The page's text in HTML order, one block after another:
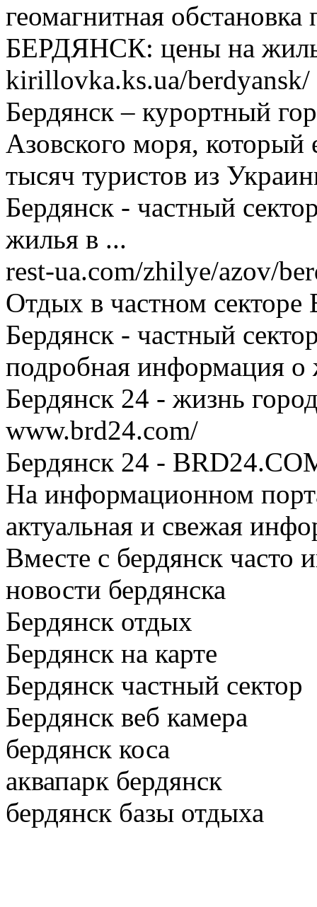
геомагнитная обстановка
БЕРДЯНСК: цены на
kirillovka.ks.ua/berdyansk/
Бердянск – курортный
Азовского моря, который
тысяч туристов из
Бердянск - частный
жилья в ...
rest-ua.com/zhilye/azov/
Отдых в частном секторе
Бердянск - частный
подробная информация о
Бердянск 24 - жизнь
www.brd24.com/
Бердянск 24 -
На информационном
актуальная и свежая
Вместе с бердянск часто
новости бердянска
Бердянск отдых
Бердянск на карте
Бердянск частный сектор
Бердянск веб камера
бердянск коса
аквапарк бердянск
бердянск базы отдыха